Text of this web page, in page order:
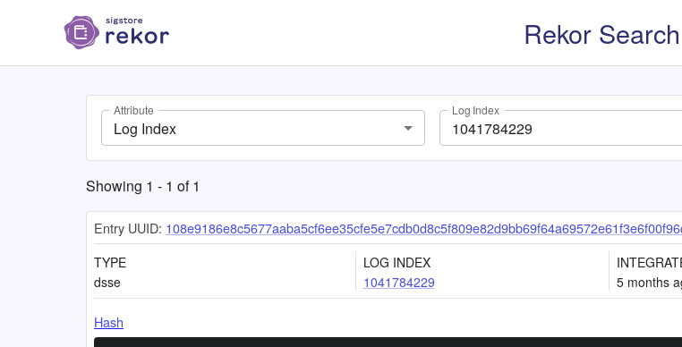
Rekor Search
Attribute
Log Index
Log Index
Showing 1 - 1 of1
Entry UUID:
TYPE
dsse
LOG INDEX
1041784229
5 months
Hash